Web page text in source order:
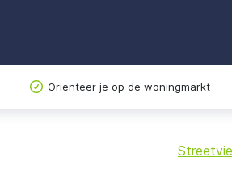
Orienteer je op de woningmarkt
+